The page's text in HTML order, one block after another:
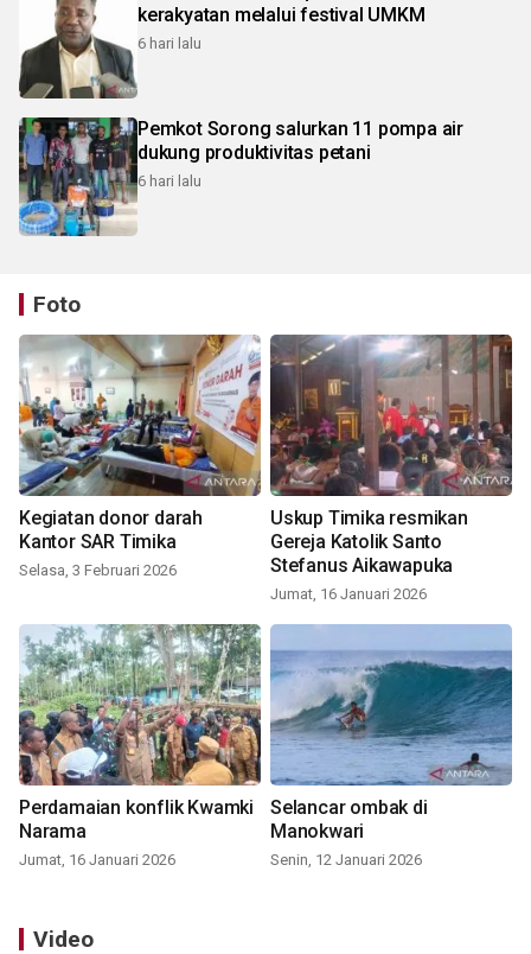
kerakyatan melalui festival UMKM
6 hari lalu
Pemkot Sorong salurkan 11 pompa air
dukung produktivitas petani
6 hari lalu
Foto
Kegiatan donor darah
Kantor SAR Timika
Selasa, 3 Februari 2026
Uskup Timika resmikan
Gereja Katolik Santo
Stefanus Aikawapuka
Jumat, 16 Januari 2026
Perdamaian konflik Kwamki
Narama
Jumat, 16 Januari 2026
Selancar ombak di
Manokwari
Senin, 12 Januari 2026
Video